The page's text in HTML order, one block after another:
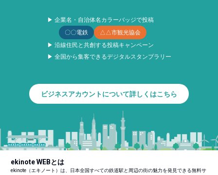
▶ 企業名・自治体名カラーバッジで投稿
〇〇電鉄
△△市観光協会
▶ 沿線住民と共創する投稿キャンペーン
▶ 全国から集客できるデジタルスタンプラリー
ビジネスアカウントについて詳しくはこちら
ekinote WEBとは
ekinote（エキノート）は、日本全国すべての鉄道駅と周辺の街の魅力を発見できる無料サ